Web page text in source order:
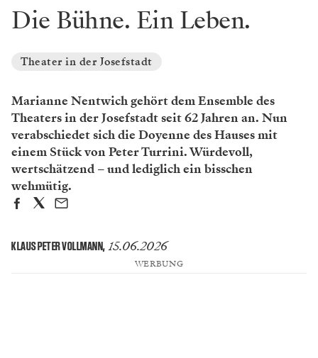
Die Bühne. Ein Leben.
Theater in der Josefstadt
Marianne Nentwich gehört dem Ensemble des
Theaters in der Josefstadt seit 62 Jahren an. Nun
verabschiedet sich die Doyenne des Hauses mit
einem Stück von Peter Turrini. Würdevoll,
wertschätzend – und lediglich ein bisschen
wehmütig.
KLAUS PETER VOLLMANN, 15.06.2026
WERBUNG